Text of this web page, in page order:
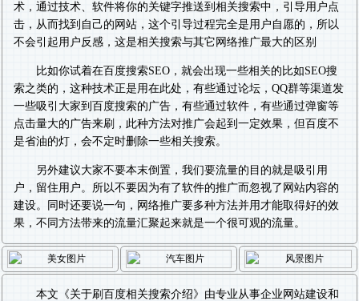
术，通过技术、软件将你的关键字推送到相关搜索中，引导用户点
击，从而找到自己的网站，这个引导过程完全是用户自愿的，所以
不会引起用户反感，这是相关搜索与其它网络推广最大的区别
比如你试着在百度搜索SEO，就会出现一些相关的比如SEO搜
索之类的，这种技术正是用在此处，有些通过论坛，QQ群等渠道发
一些吸引大家到百度搜索的广告，有些通过软件，有些通过弹窗等
点击量大的广告来刷，此种方法对推广会起到一定效果，但百度不
是省油的灯，会不定时删除一些相关搜索。
另外建议大家不要本末倒置，我们要流量的目的就是吸引用
户，留住用户。所以不要因为有了软件的推广而忽视了网站内容的
建设。同时还要说一句，网络推广要多种方法并用才能取得好的效
果，不同方法带来的流量汇聚起来就是一个很可观的流量。
本文《关于刷百度相关搜索介绍》由专业从事企业网站建设和